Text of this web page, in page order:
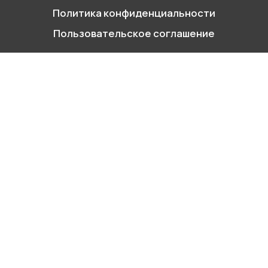
г. Москва, Варшавское ш. д.17 стр.2
Заказать звонок
Политика конфиденциальности
Пользовательское соглашение